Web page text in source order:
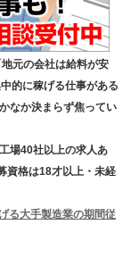
元の会社は給料が安
的に稼げる仕事がある
なか決まらず焦ってい
場40社以上の求人あ
資格は18才以上・未経
る大手製造業の期間従